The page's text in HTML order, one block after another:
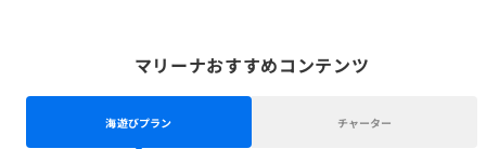
マリーナおすすめコンテンツ
海遊びプラン チャーター